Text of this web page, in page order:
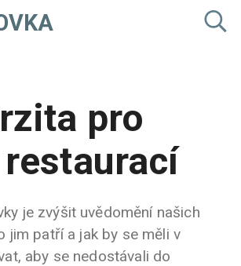
pro
je zvýšit uvědomění našich
jim patří a jak by se měli v
aby se nedostávali do